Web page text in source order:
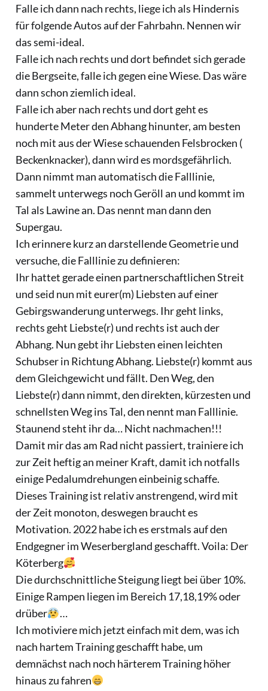
Falle ich dann nach rechts, liege ich als Hindernis
für folgende Autos auf der Fahrbahn. Nennen wir
das semi-ideal.
Falle ich nach rechts und dort befindet sich gerade
die Bergseite, falle ich gegen eine Wiese. Das wäre
dann schon ziemlich ideal.
Falle ich aber nach rechts und dort geht es
hunderte Meter den Abhang hinunter, am besten
noch mit aus der Wiese schauenden Felsbrocken (
Beckenknacker), dann wird es mordsgefährlich.
Dann nimmt man automatisch die Falllinie,
sammelt unterwegs noch Geröll an und kommt im
Tal als Lawine an. Das nennt man dann den
Supergau.
Ich erinnere kurz an darstellende Geometrie und
versuche, die Falllinie zu definieren:
Ihr hattet gerade einen partnerschaftlichen Streit
und seid nun mit eurer(m) Liebsten auf einer
Gebirgswanderung unterwegs. Ihr geht links,
rechts geht Liebste(r) und rechts ist auch der
Abhang. Nun gebt ihr Liebsten einen leichten
Schubser in Richtung Abhang. Liebste(r) kommt aus
dem Gleichgewicht und fällt. Den Weg, den
Liebste(r) dann nimmt, den direkten, kürzesten und
schnellsten Weg ins Tal, den nennt man Falllinie.
Staunend steht ihr da… Nicht nachmachen!!!
Damit mir das am Rad nicht passiert, trainiere ich
zur Zeit heftig an meiner Kraft, damit ich notfalls
einige Pedalumdrehungen einbeinig schaffe.
Dieses Training ist relativ anstrengend, wird mit
der Zeit monoton, deswegen braucht es
Motivation. 2022 habe ich es erstmals auf den
Endgegner im Weserbergland geschafft. Voila: Der
Köterberg
Die durchschnittliche Steigung liegt bei über 10%.
Einige Rampen liegen im Bereich 17,18,19% oder
drüber
…
Ich motiviere mich jetzt einfach mit dem, was ich
nach hartem Training geschafft habe, um
demnächst nach noch härterem Training höher
hinaus zu fahren